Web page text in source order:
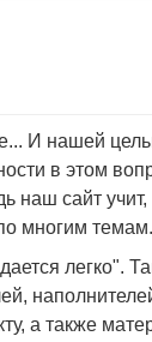
И нашей
в этом
сайт учит,
многим темам.
легко".
а также